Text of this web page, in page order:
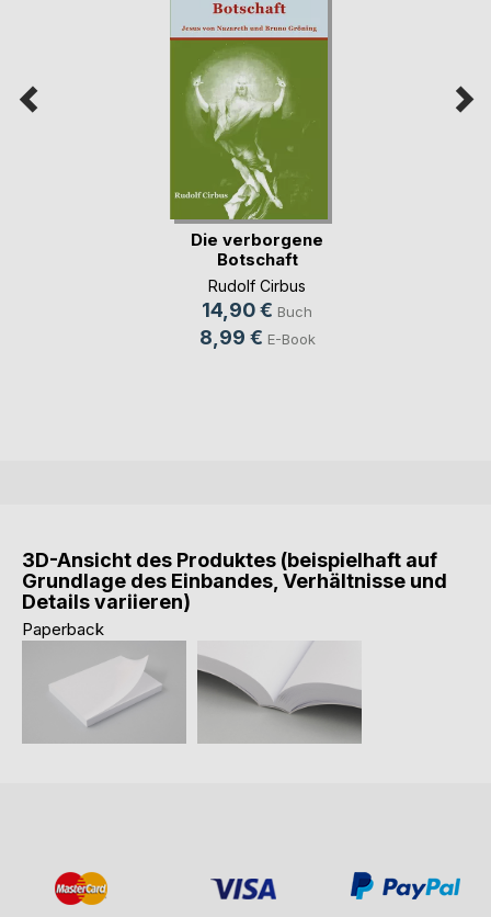
Die verborgene
Botschaft
Rudolf Cirbus
14,90 € Buch
8,99 € E-Book
3D-Ansicht des Produktes (beispielhaft auf
Grundlage des Einbandes, Verhältnisse und
Details variieren)
Paperback